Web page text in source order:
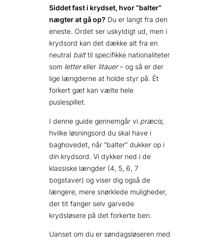
Siddet fast i krydset, hvor “balter”
nægter at gå op? Du er langt fra den
eneste. Ordet ser uskyldigt ud, men i
krydsord kan det dække alt fra en
neutral balttil specifikke nationaliteter
som lettereller litauer– og så er der
lige længderne at holde styr på. Ét
forkert gæt kan vælte hele
puslespillet.
I denne guide gennemgår vi præcis,
hvilke løsningsord du skal have i
baghovedet, når “balter” dukker op i
din krydsord. Vi dykker ned i de
klassiske længder (4, 5, 6, 7
bogstaver) og viser dig også de
længere, mere snørklede muligheder,
der tit fanger selv garvede
krydsløsere på det forkerte ben.
Uanset om du er søndagsløseren med